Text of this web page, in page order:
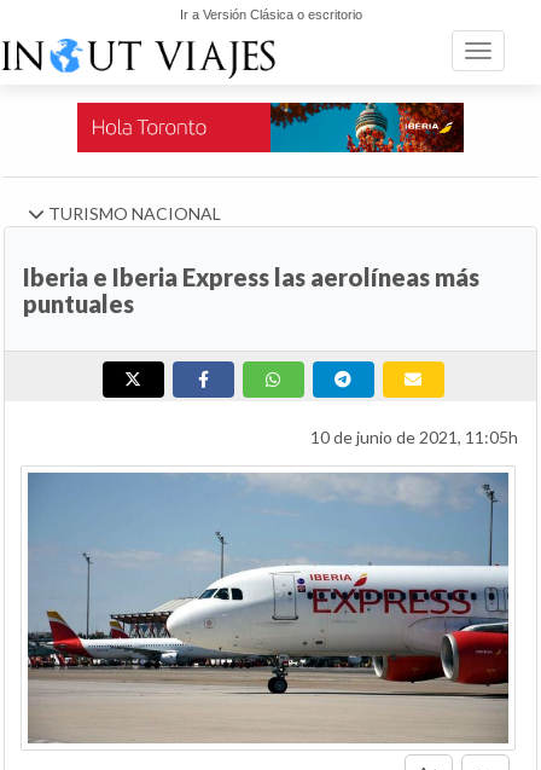
Ir a Versión Clásica o escritorio
Toggle
TURISMO NACIONAL
Iberia e Iberia Express las aerolíneas más
puntuales
10 de junio de 2021, 11:05h